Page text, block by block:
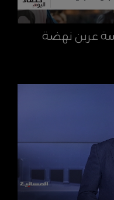
عرين نهضة